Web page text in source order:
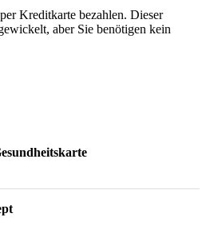
Kreditkarte bezahlen. Dieser
aber Sie benötigen kein